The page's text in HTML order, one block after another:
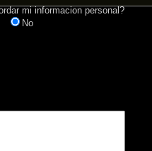
mi informacion personal?
No